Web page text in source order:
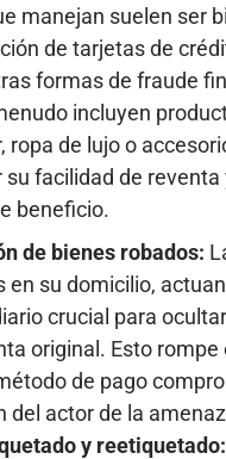
manejan suelen ser
de tarjetas de
formas de fraude
incluyen
ropa de lujo o
su facilidad de
beneficio.
de bienes robados:
en su domicilio,
crucial para
original. Esto rompe
de pago
del actor de la
y reetiquetado: